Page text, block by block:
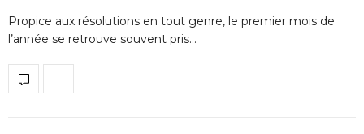
Propice aux résolutions en tout genre, le premier mois de
l’année se retrouve souvent pris…